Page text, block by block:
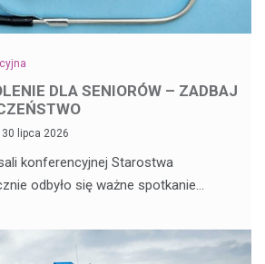
DLA SENIORÓW – ZADBAJ
30 lipca 2026
konferencyjnej Starostwa
odbyło się ważne spotkanie…